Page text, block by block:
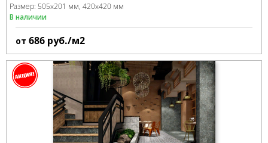
Размер: 505x201 мм 420x420 мм
В наличии
от 686 руб./м2